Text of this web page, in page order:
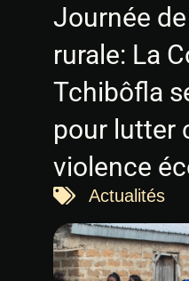
Journée
rurale: La
Tchibôfla
pour lutter
violence
Actualités